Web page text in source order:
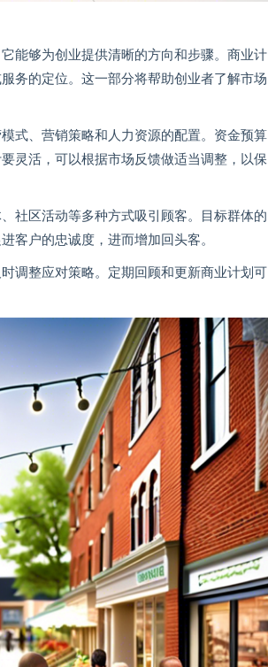
能够为创业提供清晰的方向和步骤。商业计
务的定位。这一部分将帮助创业者了解市场
式、营销策略和人力资源的配置。资金预算
灵活，可以根据市场反馈做适当调整，以保
社区活动等多种方式吸引顾客。目标群体的
客户的忠诚度，进而增加回头客。
调整应对策略。定期回顾和更新商业计划可